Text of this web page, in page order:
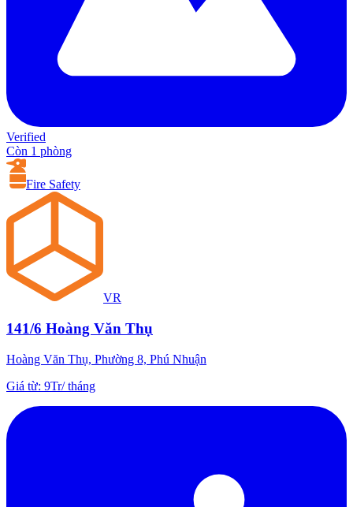
Verified
Còn 1 phòng
Fire Safety
VR
141/6 Hoàng Văn Thụ
Hoàng Văn Thụ, Phường 8, Phú Nhuận
Giá từ: 9Tr/tháng